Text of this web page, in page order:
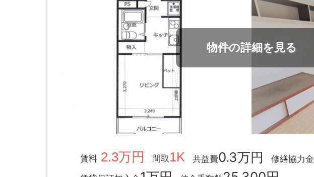
物件の詳細を見る
賃料2.3万円 間取 1K 共益費0.3万円 修繕協力金